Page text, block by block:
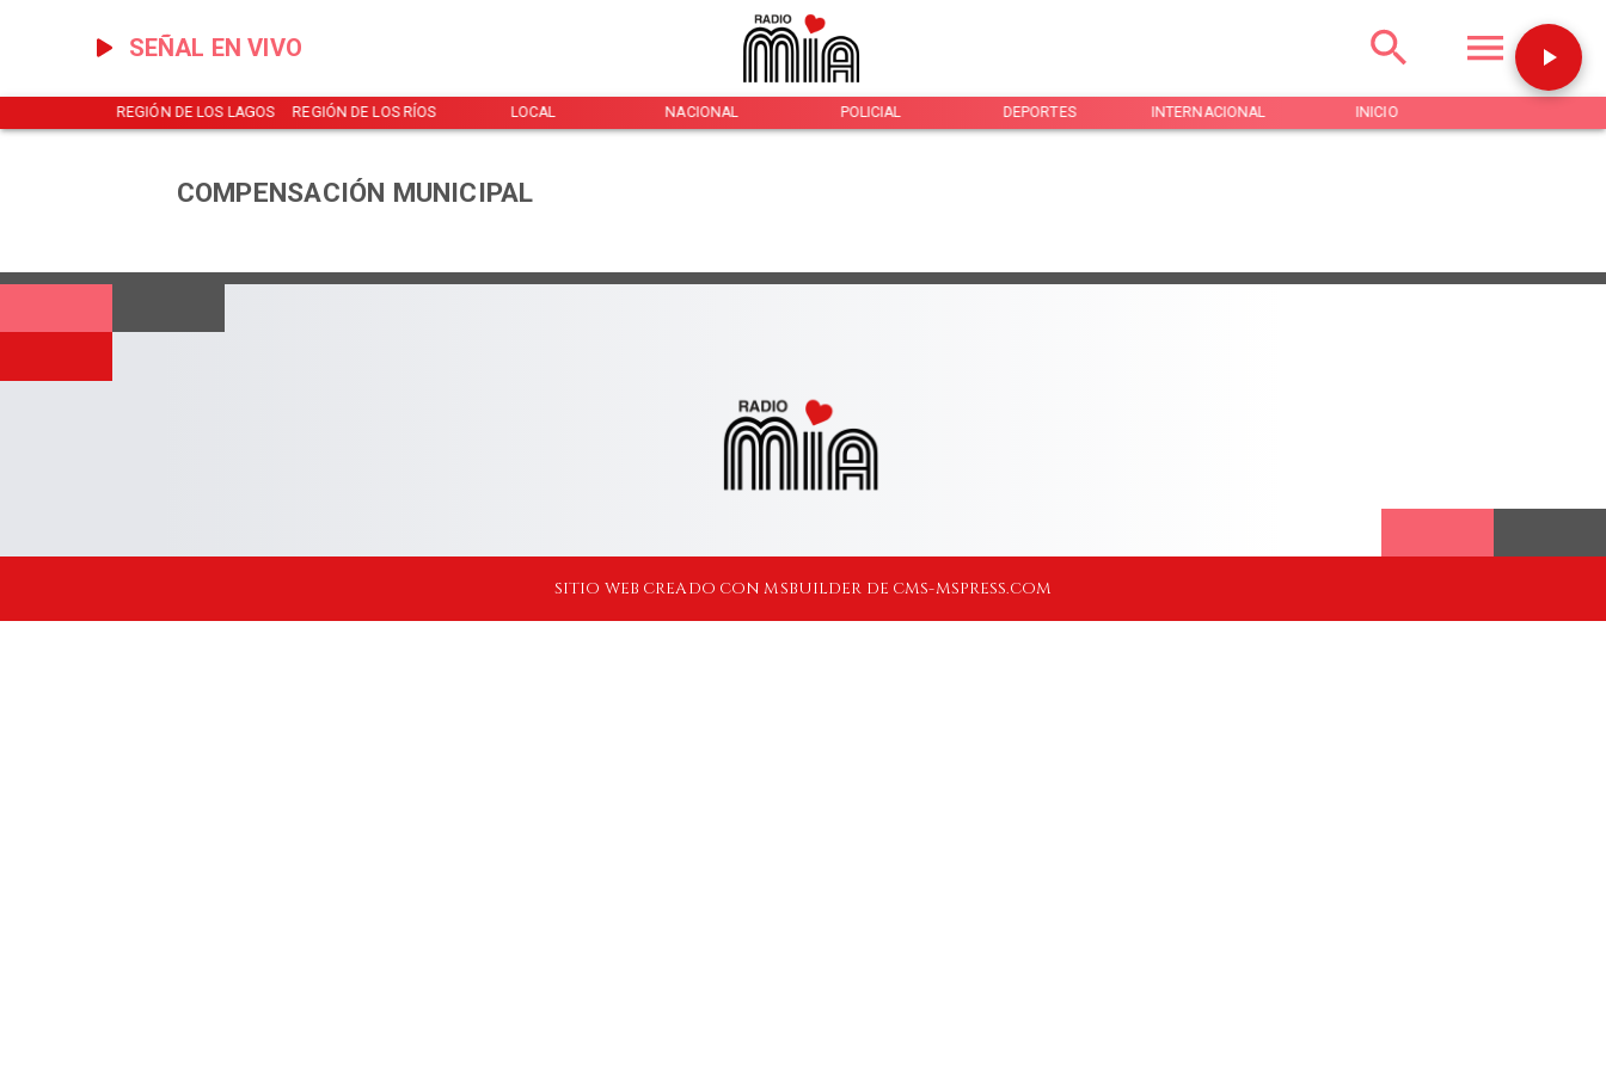
SEÑAL EN VIVO
REGIÓN DE LOS LAGOS REGIÓN DE LOS RÍOS LOCAL NACIONAL POLICIAL DEPORTES INTERNACIONAL INICIO
COMPENSACIÓN MUNICIPAL
SITIO WEB CREADO CON MSBUILDER DE CMS-MSPRESS.COM